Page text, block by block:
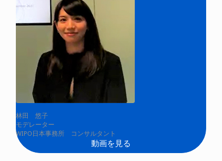
林田 悠子
モデレーター
WIPO日本事務所 コンサルタント
動画を見る